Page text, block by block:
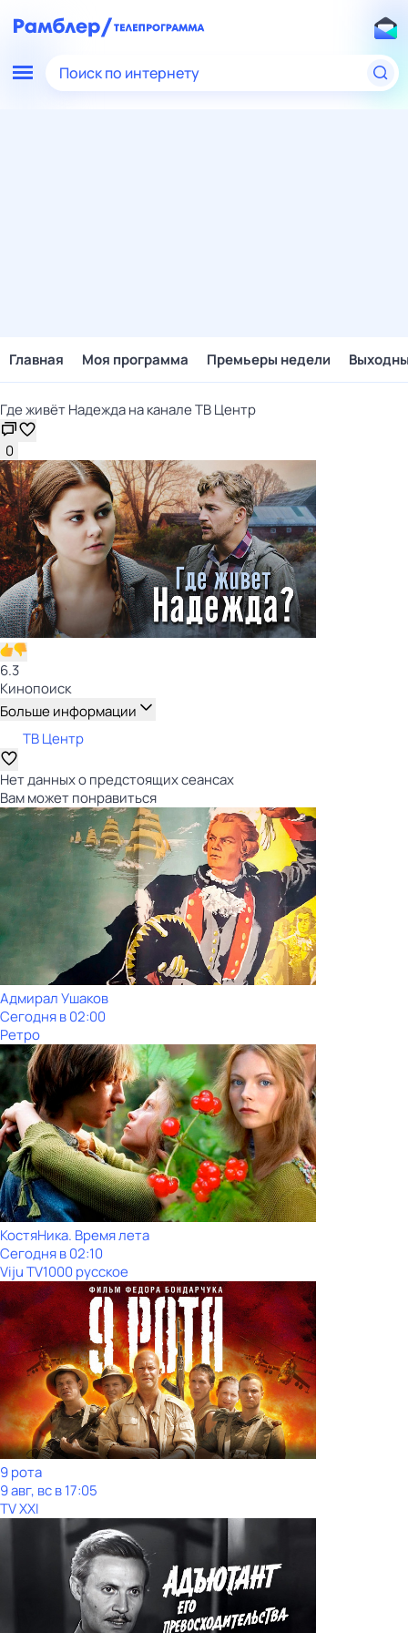
Поиск по интернету
Главная Моя программа Премьеры недели
Где живёт Надежда на канале ТВ Центр
0
6.3
Кинопоиск
Больше информации
ТВ Центр
Нет данных о предстоящих сеансах
Вам может понравиться
Адмирал Ушаков
Сегодня в 02:00
Ретро
КостяНика. Время лета
Сегодня в 02:10
Viju TV1000 русское
9 рота
9 авг, вс в 17:05
TV XXI